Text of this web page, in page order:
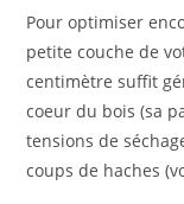
Pour optimiser
petite couche de
centimètre suffit
coeur du bois (sa
tensions de
coups de haches